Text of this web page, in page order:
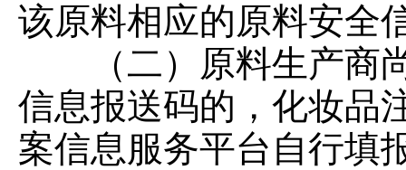
该原料相应的原料安全
（二）原料生产商尚
信息报送码的，化妆品
案信息服务平台自行填